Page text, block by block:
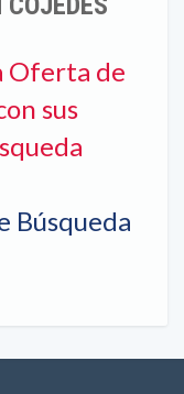
Oferta de
sus
Búsqueda